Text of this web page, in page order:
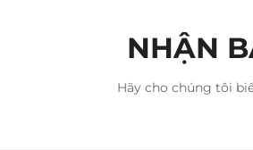
NHẬN
Hãy cho chúng tôi